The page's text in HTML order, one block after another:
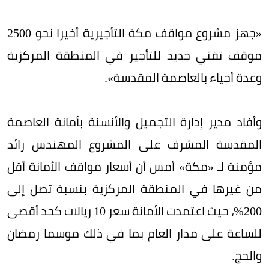
«جهز مشروع مواقف مكة التأجيرية أخيرا نحو 2500
موقف تقني جديد للتأجير في المنطقة المركزية
وعدة أحياء بالعاصمة المقدسة».
وأفاد مدير إدارة التجميل والأنسنة بأمانة العاصمة
المقدسة المشرف على المشروع المهندس رائد
مؤمنة لـ «مكة» أمس أن أسعار مواقف الأمانة أقل
من غيرها في المنطقة المركزية بنسبة تصل إلى
200%، حيث اعتمدت الأمانة سعر 10 ريالات كحد أقصى
للساعة على مدار العام بما في ذلك موسما رمضان
والحج.